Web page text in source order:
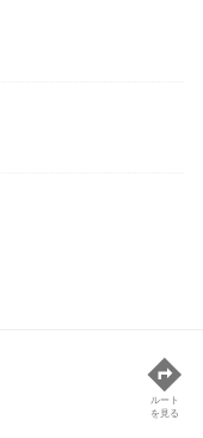
ルート
を見る